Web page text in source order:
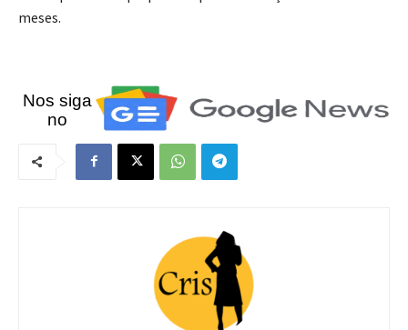
meses.
Nos siga
no